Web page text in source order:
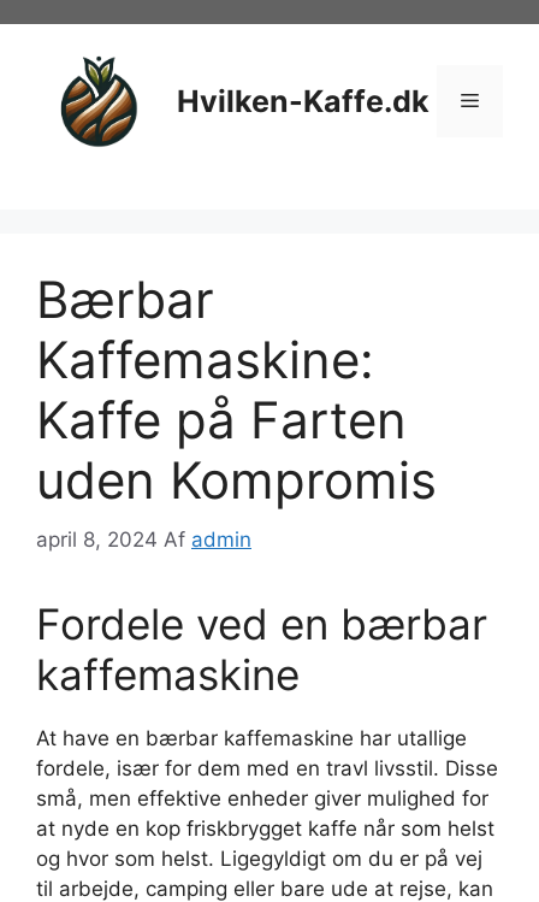
Hvilken-Kaffe.dk Menu
Bærbar
Kaffemaskine:
Kaffe på Farten
uden Kompromis
april 8, 2024 Af admin
Fordele ved en bærbar
kaffemaskine
At have en bærbar kaffemaskine har utallige
fordele, især for dem med en travl livsstil. Disse
små, men effektive enheder giver mulighed for
at nyde en kop friskbrygget kaffe når som helst
og hvor som helst. Ligegyldigt om du er på vej
til arbejde, camping eller bare ude at rejse, kan